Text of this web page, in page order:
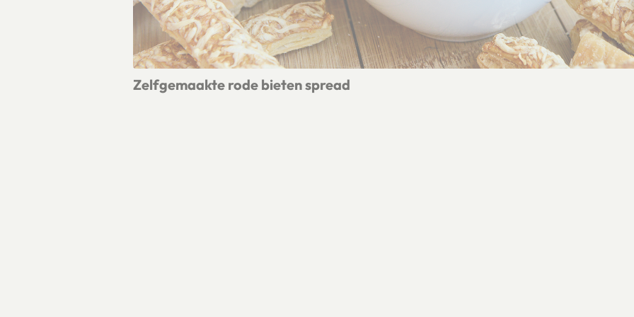
Zelfgemaakte rode bieten spread